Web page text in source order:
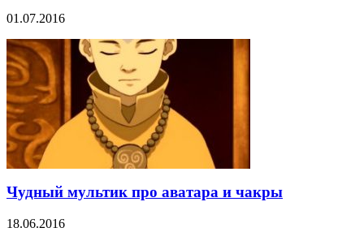
01.07.2016
Чудный мультик про аватара и чакры
18.06.2016